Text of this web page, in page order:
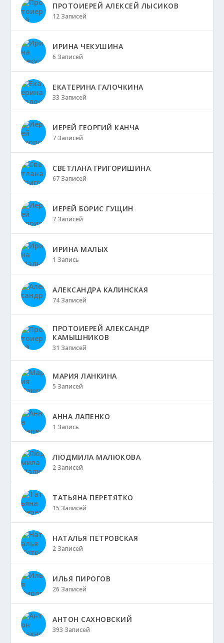
ПРОТОИЕРЕЙ АЛЕКСЕЙ ЛЫСИКОВ
12 Записей
ИРИНА ЧЕКУШИНА
6 Записей
ЕКАТЕРИНА ГАЛОЧКИНА
33 Записей
ИЕРЕЙ ГЕОРГИЙ КАНЧА
7 Записей
СВЕТЛАНА ГРИГОРИШИНА
67 Записей
ИЕРЕЙ БОРИС ГУЩИН
7 Записей
ИРИНА МАЛЫХ
1 Запись
АЛЕКСАНДРА КАЛИНСКАЯ
74 Записей
ПРОТОИЕРЕЙ АЛЕКСАНДР
КАМЫШНИКОВ
31 Записей
МАРИЯ ЛАНКИНА
5 Записей
АННА ЛАПЕНКО
1 Запись
ЛЮДМИЛА МАЛЮКОВА
2 Записей
ТАТЬЯНА ПЕРЕТЯТКО
15 Записей
НАТАЛЬЯ ПЕТРОВСКАЯ
2 Записей
ИЛЬЯ ПИРОГОВ
26 Записей
АНТОН САХНОВСКИЙ
393 Записей